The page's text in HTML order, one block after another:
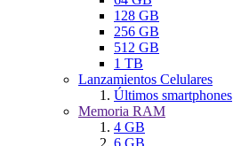
128 GB
256 GB
512 GB
1 TB
Lanzamientos Celulares
Últimos smartphones
Memoria RAM
4 GB
6 GB